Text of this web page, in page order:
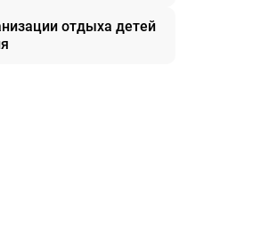
отдыха детей